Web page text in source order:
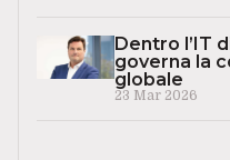
Dentro l’IT
governa la
globale
23 Mar 2026